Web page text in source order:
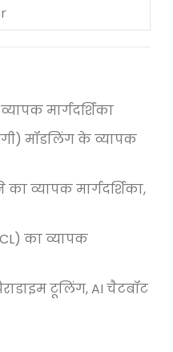
मार्गदर्शिका
मॉडलिंग के व्यापक
व्यापक मार्गदर्शिका,
का व्यापक
टूलिंग, AI चैटबॉट